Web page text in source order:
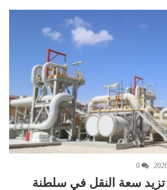
0
تزيد سعة النقل في سلطنة